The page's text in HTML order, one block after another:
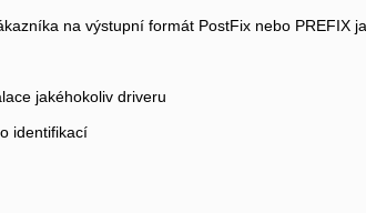
na výstupní formát PostFix nebo PREFIX
jakéhokoliv driveru
identifikací